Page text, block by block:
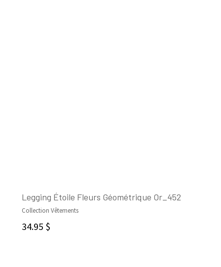
Legging Étoile Fleurs Géométrique Or_452
Collection Vêtements
34.95 $